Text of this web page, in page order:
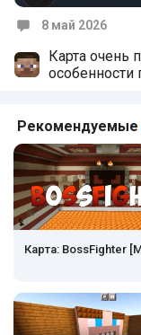
8 май 2026
Карта очень
особенности
Рекомендуемые